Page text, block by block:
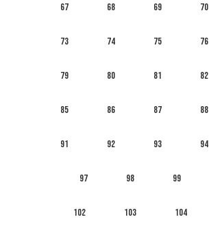
67 68 69 70
73 74 75 76
79 80 81 82
85 86 87 88
91 92 93 94
97 98 99
102 103 104